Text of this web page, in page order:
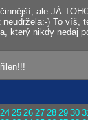
ale JÁ
) To víš,
který nikdy nedaj
24 25 26 27 28 29 30